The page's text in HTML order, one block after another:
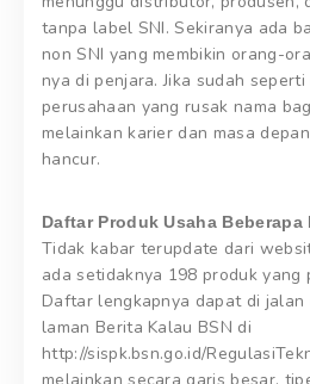
tanpa label SNI. Sekiranya ada
non SNI yang membikin orang-
nya di penjara. Jika sudah
perusahaan yang rusak nama
melainkan karier dan masa
hancur.
Daftar Produk Usaha Beberapa
Tidak kabar terupdate dari
ada setidaknya 198 produk yang
Daftar lengkapnya dapat di
laman Berita Kalau BSN di
http://sispk.bsn.go.id/